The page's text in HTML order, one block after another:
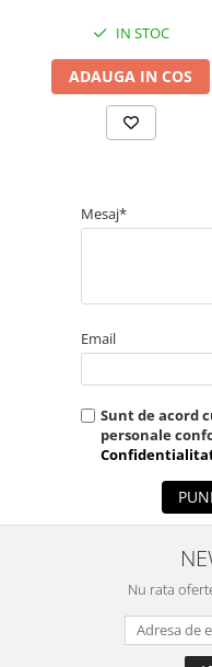
IN STOC
ADAUGA IN COS
Mesaj*
Email
Sunt de acord
personale
Nu rata